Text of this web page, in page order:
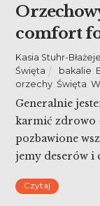
comfort
Kasia Stuhr-
Święta
bakalie
orzechy ,Święta ,
Generalnie
karmić zdrowo
pozbawione
jemy deserów i
smak
Czytaj